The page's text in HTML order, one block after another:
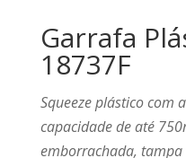
Garrafa
18737F
Squeeze plástico com
capacidade de até
emborrachada, tampa